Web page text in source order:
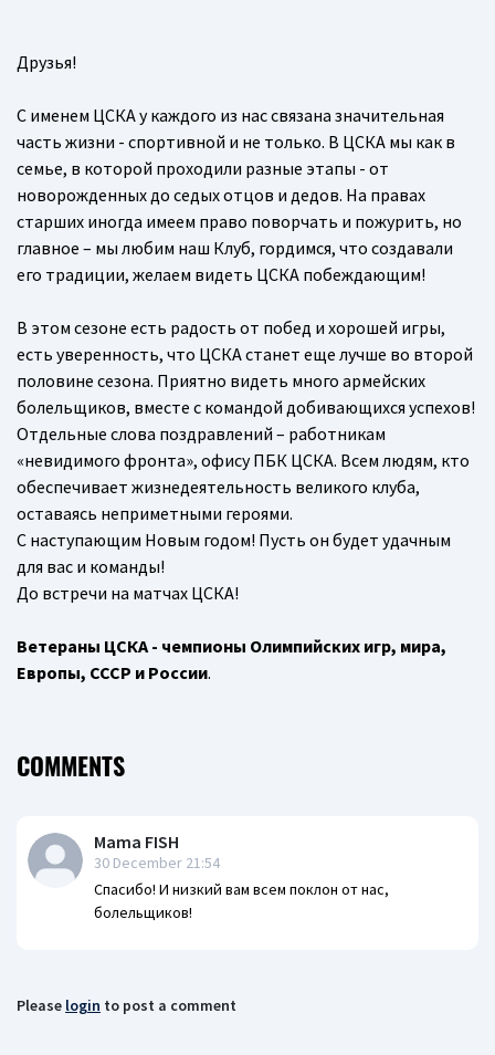
Друзья!
С именем ЦСКА у каждого из нас связана значительная
часть жизни - спортивной и не только. В ЦСКА мы как в
семье, в которой проходили разные этапы - от
новорожденных до седых отцов и дедов. На правах
старших иногда имеем право поворчать и пожурить, но
главное – мы любим наш Клуб, гордимся, что создавали
его традиции, желаем видеть ЦСКА побеждающим!
В этом сезоне есть радость от побед и хорошей игры,
есть уверенность, что ЦСКА станет еще лучше во второй
половине сезона. Приятно видеть много армейских
болельщиков, вместе с командой добивающихся успехов!
Отдельные слова поздравлений – работникам
«невидимого фронта», офису ПБК ЦСКА. Всем людям, кто
обеспечивает жизнедеятельность великого клуба,
оставаясь неприметными героями.
С наступающим Новым годом! Пусть он будет удачным
для вас и команды!
До встречи на матчах ЦСКА!
Ветераны ЦСКА - чемпионы Олимпийских игр, мира,
Европы, СССР и России.
COMMENTS
Mama FISH
30 December 21:54
Спасибо! И низкий вам всем поклон от нас,
болельщиков!
Please login to post a comment